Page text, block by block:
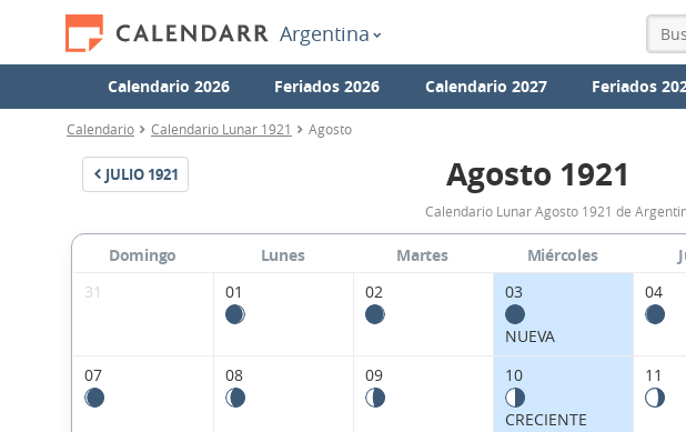
Argentina
Calendario 2026 Feriados 2026 Calendario 2027 Feriados
Calendario Calendario Lunar 1921 Agosto
JULIO 1921
Calendario
Lunar
Agosto
de
Argentina.
Agosto 1921
Calendario Lunar Agosto 1921 de
Domingo Lunes Martes Miércoles
31
01 02 03
NUEVA
04
07 08 09 10
CRECIENTE
11